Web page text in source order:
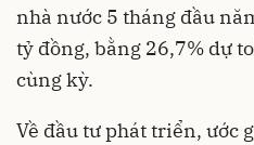
nhà nước 5 tháng đầu
tỷ đồng, bằng 26,7% dự
cùng kỳ.
Về đầu tư phát triển, ước